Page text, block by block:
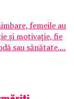
femeile au
și motivație, fie
sau sănătate....